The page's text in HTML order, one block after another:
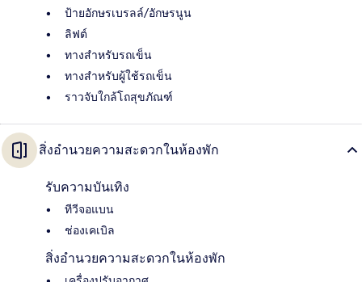
ป้ายอักษรเบรลล์/อักษรนูน
ลิฟต์
ทางสำหรับรถเข็น
ทางสำหรับผู้ใช้รถเข็น
ราวจับใกล้โถสุขภัณฑ์
สิ่งอำนวยความสะดวกในห้องพัก
รับความบันเทิง
ทีวีจอแบน
ช่องเคเบิล
สิ่งอำนวยความสะดวกในห้องพัก